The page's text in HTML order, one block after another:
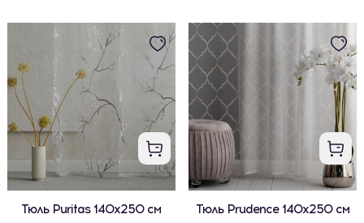
Тюль Puritas 140x250 см Тюль Prudence 140x250 см